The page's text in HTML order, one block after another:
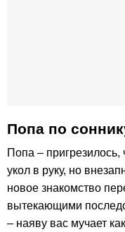
Попа по
Попа – пригрезилось,
укол в руку, но
новое знакомство
вытекающими
– наяву вас мучает